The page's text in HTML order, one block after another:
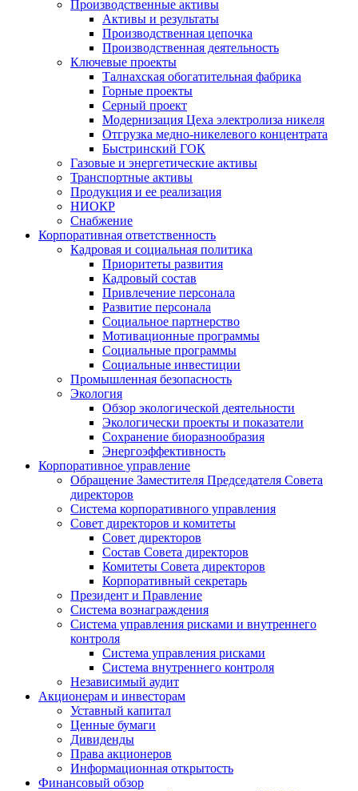
Производственные активы
Активы и результаты
Производственная цепочка
Производственная деятельность
Ключевые проекты
Талнахская обогатительная фабрика
Горные проекты
Серный проект
Модернизация Цеха электролиза никеля
Отгрузка медно-никелевого концентрата
Быстринский ГОК
Газовые и энергетические активы
Транспортные активы
Продукция и ее реализация
НИОКР
Снабжение
Корпоративная ответственность
Кадровая и социальная политика
Приоритеты развития
Кадровый состав
Привлечение персонала
Развитие персонала
Социальное партнерство
Мотивационные программы
Социальные программы
Социальные инвестиции
Промышленная безопасность
Экология
Обзор экологической деятельности
Экологически проекты и показатели
Сохранение биоразнообразия
Энергоэффективность
Корпоративное управление
Обращение Заместителя Председателя Совета
директоров
Система корпоративного управления
Совет директоров и комитеты
Совет директоров
Состав Совета директоров
Комитеты Совета директоров
Корпоративный секретарь
Президент и Правление
Система вознаграждения
Система управления рисками и внутреннего
контроля
Система управления рисками
Система внутреннего контроля
Независимый аудит
Акционерам и инвесторам
Уставный капитал
Ценные бумаги
Дивиденды
Права акционеров
Информационная открытость
Финансовый обзор